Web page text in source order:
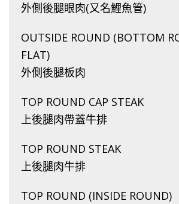
外側後腿眼肉(又名鯉魚管)
OUTSIDE ROUND (BOTTOM
FLAT)
外側後腿板肉
TOP ROUND CAP STEAK
上後腿肉帶蓋牛排
TOP ROUND STEAK
上後腿肉牛排
TOP ROUND (INSIDE ROUND)